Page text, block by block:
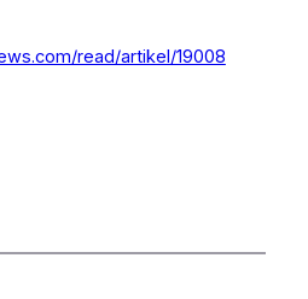
read/artikel/19008